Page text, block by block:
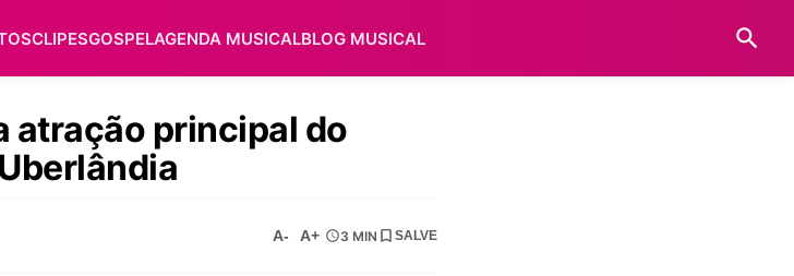
CLIPESGOSPELAGENDA MUSICALBLOG MUSICAL
atração principal do
A- A+ 3 MIN SALVE